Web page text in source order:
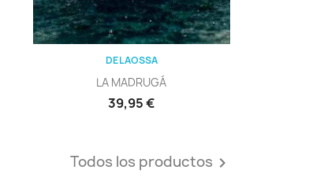
Vista rápida
DELAOSSA
LA MADRUGÁ
Precio
39,95 €
Todos los productos 